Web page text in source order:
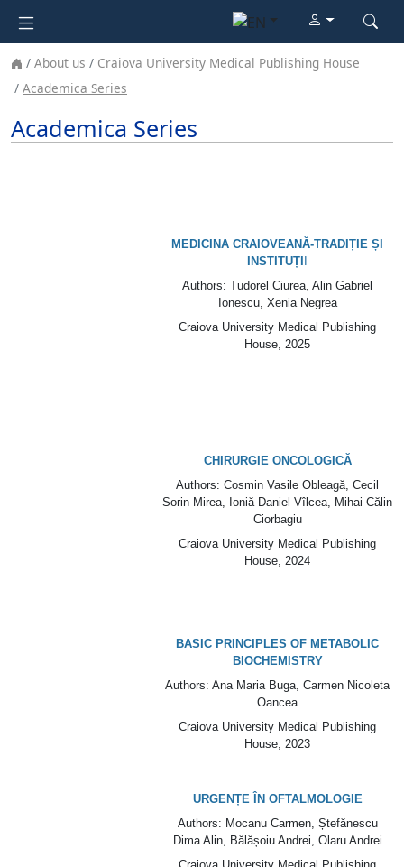
About us
Craiova University Medical Publishing House
Academica Series
Academica Series
MEDICINA CRAIOVEANĂ-TRADIȚIE ȘI
INSTITUȚI
Authors: Tudorel Ciurea, Alin Gabriel
Ionescu, Xenia Negrea
Craiova University Medical Publishing
House, 2025
CHIRURGIE ONCOLOGICĂ
Authors: Cosmin Vasile Obleagă, Cecil
Sorin Mirea, Ioniă Daniel Vîlcea, Mihai Călin
Ciorbagiu
Craiova University Medical Publishing
House, 2024
BASIC PRINCIPLES OF METABOLIC
BIOCHEMISTRY
Authors: Ana Maria Buga, Carmen Nicoleta
Oancea
Craiova University Medical Publishing
House, 2023
URGENȚE ÎN OFTALMOLOGIE
Authors: Mocanu Carmen, Ștefănescu
Dima Alin, Bălășoiu Andrei, Olaru Andrei